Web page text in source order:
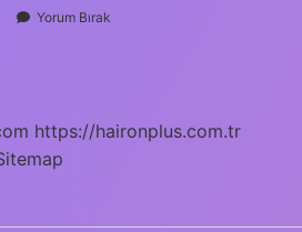
Yorum Bırak
https://haironplus.com.tr